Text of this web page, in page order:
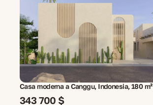
Casa moderna a Canggu, Indonesia, 180 m²
343 700 $